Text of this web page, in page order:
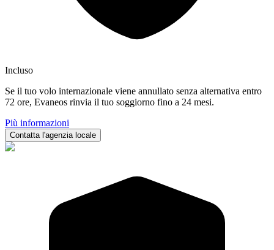
Incluso
Se il tuo volo internazionale viene annullato senza alternativa entro
72 ore, Evaneos rinvia il tuo soggiorno fino a 24 mesi.
Più informazioni
Contatta l'agenzia locale